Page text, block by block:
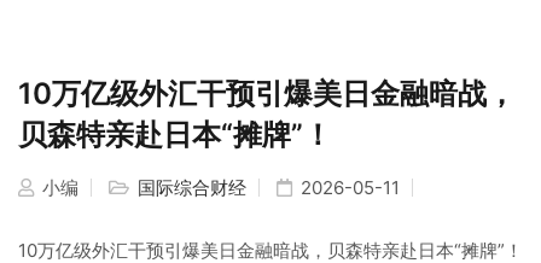
10万亿级外汇干预引爆美日金融暗战，
贝森特亲赴日本“摊牌”！
小编 国际综合财经 2026-05-11
10万亿级外汇干预引爆美日金融暗战，贝森特亲赴日本“摊牌”！